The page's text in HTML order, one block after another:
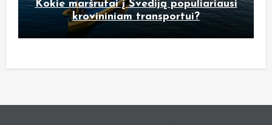
Kokie maršrutai į Švediją populiariausi
krovininiam transportui?